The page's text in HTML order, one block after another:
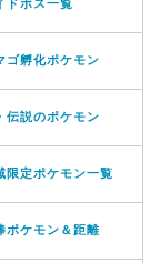
ドボス一覧
ゴ孵化ポケモン
伝説のポケモン
限定ポケモン一覧
ポケモン＆距離